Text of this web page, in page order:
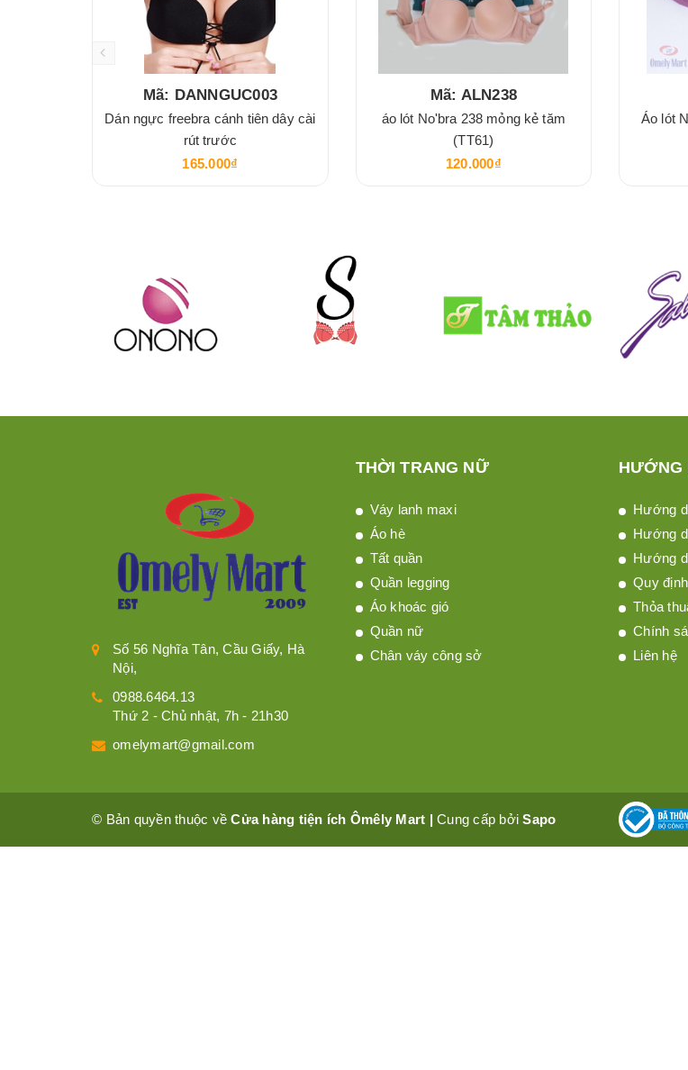
Mã: DANNGUC003
Dán ngực freebra cánh tiên dây cài
rút trước
165.000₫
Mã: ALN238
áo lót No'bra 238 mỏng kẻ tăm
(TT61)
120.000₫
Áo lót
Số 56 Nghĩa Tân, Cầu Giấy, Hà
Nội,
0988.6464.13
Thứ 2 - Chủ nhật, 7h - 21h30
omelymart@gmail.com
THỜI TRANG NỮ
Váy lanh maxi
Áo hè
Tất quần
Quần legging
Áo khoác gió
Quần nữ
Chân váy công sở
HƯỚNG
Hướng
Hướng
Hướng
Quy
Thỏa
Chính
Liên hệ
© Bản quyền thuộc vềCửa hàng tiện ích Ômêly Mart | Cung cấp bởiSapo